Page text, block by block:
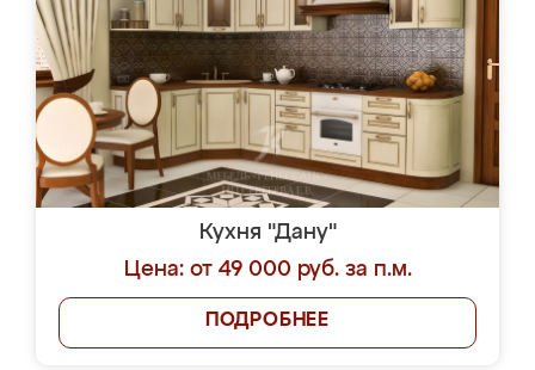
Кухня "Дану"
Цена: от 49 000 руб. за п.м.
ПОДРОБНЕЕ